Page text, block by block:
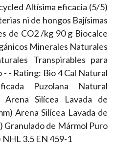
Altísima eficacia (5/5)
ni de hongos Bajísimas
de CO2 /kg 90 g Biocalce
Minerales Naturales
Transpirables para
- - Rating: Bio 4 Cal Natural
Puzolana Natural
Arena Silícea Lavada de
Arena Silícea Lavada de
Granulado de Mármol Puro
NHL 3.5 EN 459-1